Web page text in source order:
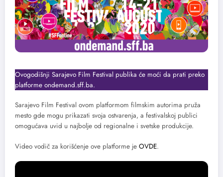
Ovogodišnji Sarajevo Film Festival publika će moći da prati preko
platforme ondemand.sff.ba.
Sarajevo Film Festival ovom platformom filmskim autorima pruža
mesto gde mogu prikazati svoja ostvarenja, a festivalskoj publici
omogućava uvid u najbolje od regionalne i svetske produkcije.
Video vodič za korišćenje ove platforme je OVDE.